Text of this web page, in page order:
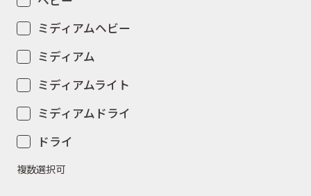
ミディアムヘビー
ミディアム
ミディアムライト
ミディアムドライ
ドライ
複数選択可